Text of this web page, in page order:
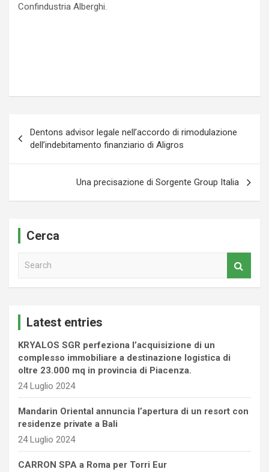
Confindustria Alberghi.
articoli
Dentons advisor legale nell’accordo di rimodulazione
dell’indebitamento finanziario di Aligros
Una precisazione di Sorgente Group Italia
Cerca
Latest entries
KRYALOS SGR perfeziona l’acquisizione di un
complesso immobiliare a destinazione logistica di
oltre 23.000 mq in provincia di Piacenza.
24 Luglio 2024
Mandarin Oriental annuncia l’apertura di un resort con
residenze private a Bali
24 Luglio 2024
CARRON SPA a Roma per Torri Eur